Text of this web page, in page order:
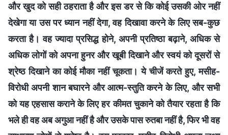
और खुद को सही ठहराता है और इस डर से कि कोई उसकी ओर नहीं
देखेगा या उस पर ध्यान नहीं देगा, वह दिखावा करने के लिए सब-कुछ
करता है। वह ज्यादा प्रसिद्ध होने, अपनी प्रतिष्ठा बढ़ाने, अधिक से
अधिक लोगों को अपना हुनर और खूबी दिखाने और स्वयं को दूसरों से
श्रेष्ठ दिखाने का कोई मौका नहीं चूकता। ये चीजें करते हुए, मसीह-
विरोधी अपनी शान बघारने और आत्म-स्तुति करने के लिए, और सभी
को यह एहसास कराने के लिए हर कीमत चुकाने को तैयार रहता है कि
भले ही वह अब अगुआ नहीं है और उसके पास रुतबा नहीं है, फिर भी वह